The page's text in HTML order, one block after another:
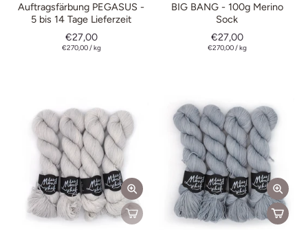
Auftragsfärbung PEGASUS -
5 bis 14 Tage Lieferzeit
€27,00
€270,00/kg
BIG BANG - 100g Merino
Sock
€27,00
€270,00/kg